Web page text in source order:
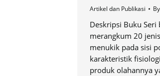
Artikel dan Publikasi By
Deskripsi Buku
merangkum 20
menukik pada sisi
karakteristik
produk olahannya